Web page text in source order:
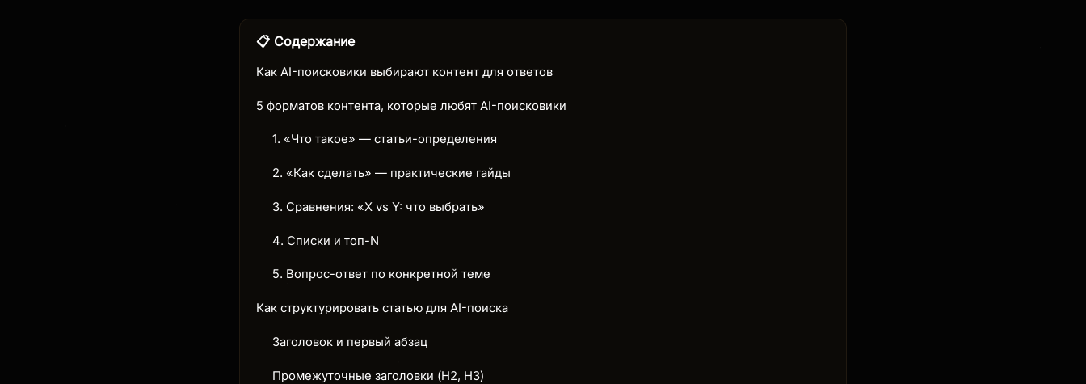
📋 Содержание
Как AI-поисковики выбирают контент для ответов
5 форматов контента, которые любят AI-поисковики
1. «Что такое» — статьи-определения
2. «Как сделать» — практические гайды
3. Сравнения: «X vs Y: что выбрать»
4. Списки и топ-N
5. Вопрос-ответ по конкретной теме
Как структурировать статью для AI-поиска
Заголовок и первый абзац
Промежуточные заголовки (H2, H3)